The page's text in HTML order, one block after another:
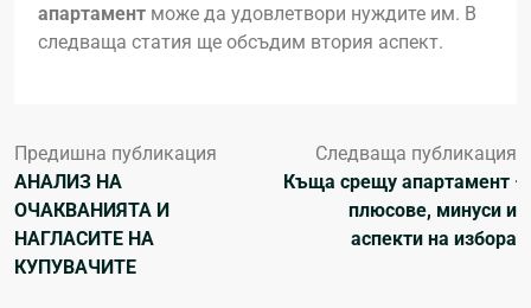
апартамент може да удовлетвори нуждите им. В
следваща статия ще обсъдим втория аспект.
Предишна публикация
АНАЛИЗ НА
ОЧАКВАНИЯТА И
НАГЛАСИТЕ НА
КУПУВАЧИТЕ
Следваща публикация
Къща срещу апартамент –
плюсове, минуси и
аспекти на избора